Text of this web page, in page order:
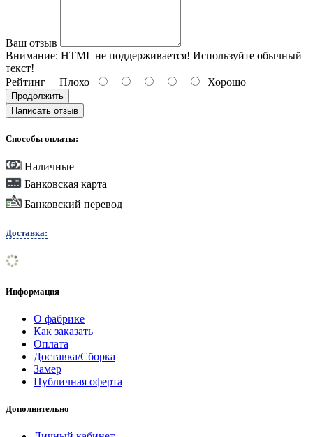
Ваш отзыв
Внимание: HTML не поддерживается! Используйте обычный
текст!
Рейтинг Плохо Хорошо
Продолжить
Написать отзыв
Способы оплаты:
Наличные
Банковская карта
Банковский перевод
Доставка:
Информация
О фабрике
Как заказать
Оплата
Доставка/Сборка
Замер
Публичная оферта
Дополнительно